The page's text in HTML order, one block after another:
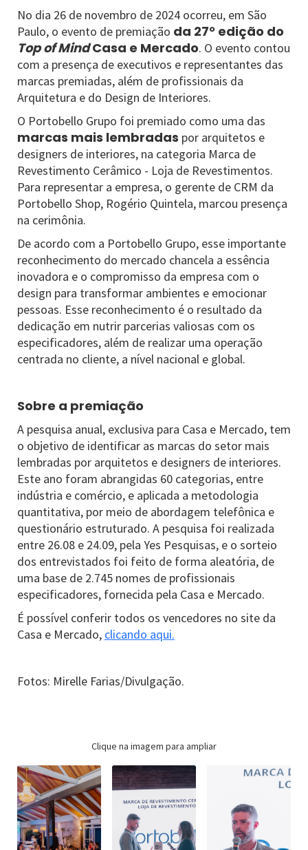
No dia 26 de novembro de 2024 ocorreu, em São
Paulo, o evento de premiação da 27° edição do
Top of MindCasa e Mercado. O evento contou
com a presença de executivos e representantes das
marcas premiadas, além de profissionais da
Arquitetura e do Design de Interiores.
O Portobello Grupo foi premiado como uma das
marcas mais lembradas por arquitetos e
designers de interiores, na categoria Marca de
Revestimento Cerâmico - Loja de Revestimentos.
Para representar a empresa, o gerente de CRM da
Portobello Shop, Rogério Quintela, marcou presença
na cerimônia.
De acordo com a Portobello Grupo, esse importante
reconhecimento do mercado chancela a essência
inovadora e o compromisso da empresa com o
design para transformar ambientes e emocionar
pessoas. Esse reconhecimento é o resultado da
dedicação em nutrir parcerias valiosas com os
especificadores, além de realizar uma operação
centrada no cliente, a nível nacional e global.
Sobre a premiação
A pesquisa anual, exclusiva para Casa e Mercado, tem
o objetivo de identificar as marcas do setor mais
lembradas por arquitetos e designers de interiores.
Este ano foram abrangidas 60 categorias, entre
indústria e comércio, e aplicada a metodologia
quantitativa, por meio de abordagem telefônica e
questionário estruturado. A pesquisa foi realizada
entre 26.08 e 24.09, pela Yes Pesquisas, e o sorteio
dos entrevistados foi feito de forma aleatória, de
uma base de 2.745 nomes de profissionais
especificadores, fornecida pela Casa e Mercado.
É possível conferir todos os vencedores no site da
Casa e Mercado, clicando aqui.
Fotos: Mirelle Farias/Divulgação.
Clique na imagem para ampliar